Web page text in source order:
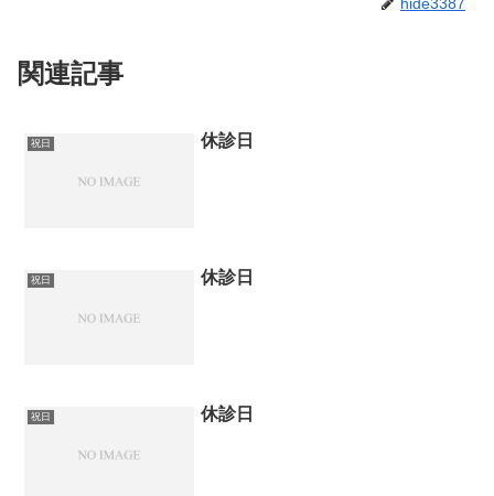
hide3387
関連記事
祝日 休診日
祝日 休診日
祝日 休診日